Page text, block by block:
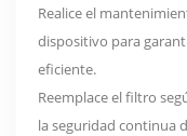
Realice el
dispositivo para
eficiente.
Reemplace el filtro
la seguridad continua